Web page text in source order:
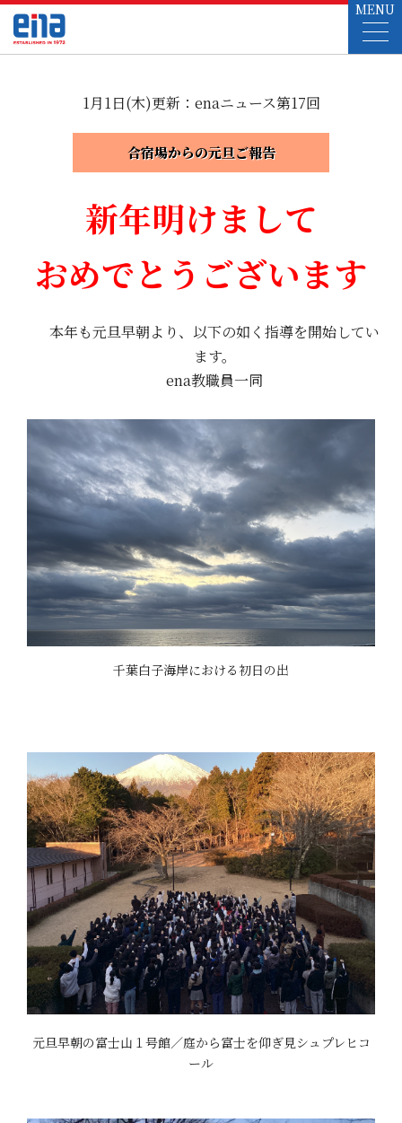
MENU
1月1日(木)更新：enaニュース第17回
合宿場からの元旦ご報告
新年明けまして
おめでとうございます
本年も元旦早朝より、以下の如く指導を開始してい
ます。
ena教職員一同
千葉白子海岸における初日の出
元旦早朝の富士山１号館／庭から富士を仰ぎ見シュプレヒコ
ール